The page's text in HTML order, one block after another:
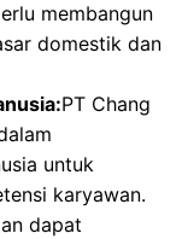
membangun
domestik dan
PT Chang
untuk
karyawan.
dapat